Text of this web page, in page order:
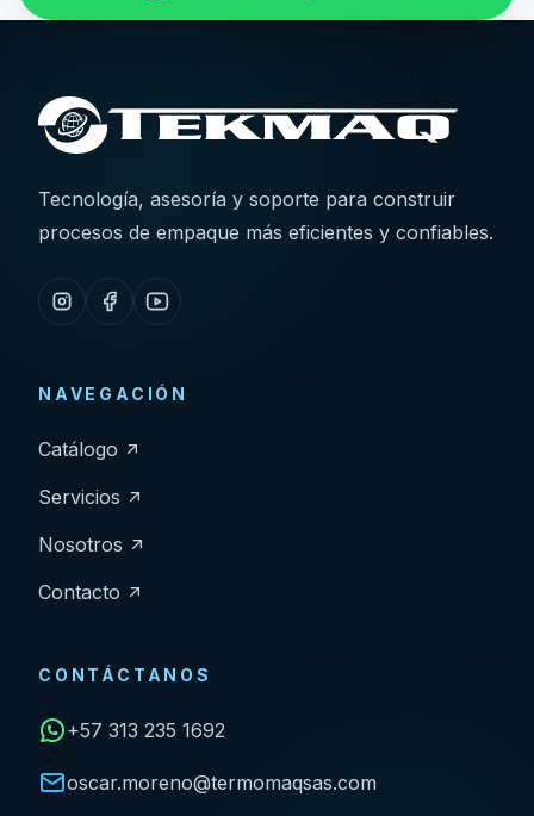
Tecnología, asesoría y soporte para construir
procesos de empaque más eficientes y confiables.
NAVEGACIÓN
Catálogo
Servicios
Nosotros
Contacto
CONTÁCTANOS
+57 313 235 1692
oscar.moreno@termomaqsas.com